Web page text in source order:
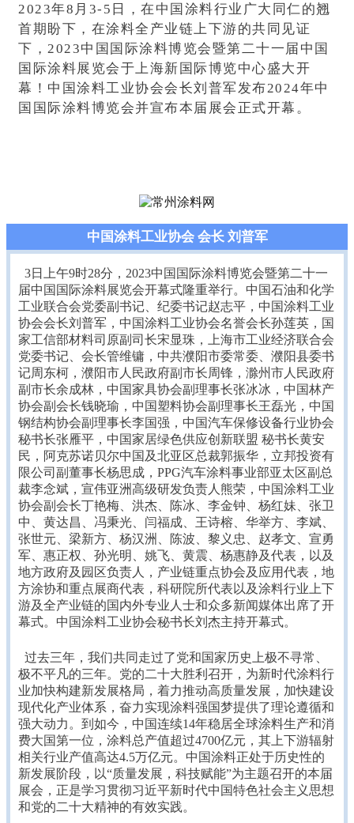
2023年8月3-5日，在中国涂料行业广大同仁的翘
首期盼下，在涂料全产业链上下游的共同见证
下，2023中国国际涂料博览会暨第二十一届中国
国际涂料展览会于上海新国际博览中心盛大开
幕！中国涂料工业协会会长刘普军发布2024年中
国国际涂料博览会并宣布本届展会正式开幕。
中国涂料工业协会 会长 刘普军
3日上午9时28分，2023中国国际涂料博览会暨第二十一
届中国国际涂料展览会开幕式隆重举行。中国石油和化学
工业联合会党委副书记、纪委书记赵志平，中国涂料工业
协会会长刘普军，中国涂料工业协会名誉会长孙莲英，国
家工信部材料司原副司长宋显珠，上海市工业经济联合会
党委书记、会长管维镛，中共濮阳市委常委、濮阳县委书
记周东柯，濮阳市人民政府副市长周锋，滁州市人民政府
副市长余成林，中国家具协会副理事长张冰冰，中国林产
协会副会长钱晓瑜，中国塑料协会副理事长王磊光，中国
钢结构协会副理事长李国强，中国汽车保修设备行业协会
秘书长张雁平，中国家居绿色供应创新联盟 秘书长黄安
民，阿克苏诺贝尔中国及北亚区总裁郭振华，立邦投资有
限公司副董事长杨思成，PPG汽车涂料事业部亚太区副总
裁李念斌，宣伟亚洲高级研发负责人熊荣，中国涂料工业
协会副会长丁艳梅、洪杰、陈冰、李金钟、杨红妹、张卫
中、黄达昌、冯秉光、闫福成、王诗榕、华举方、李斌、
张世元、梁新方、杨汉洲、陈波、黎义忠、赵孝文、宣勇
军、惠正权、孙光明、姚飞、黄震、杨惠静及代表，以及
地方政府及园区负责人，产业链重点协会及应用代表，地
方涂协和重点展商代表，科研院所代表以及涂料行业上下
游及全产业链的国内外专业人士和众多新闻媒体出席了开
幕式。中国涂料工业协会秘书长刘杰主持开幕式。
过去三年，我们共同走过了党和国家历史上极不寻常、
极不平凡的三年。党的二十大胜利召开，为新时代涂料行
业加快构建新发展格局，着力推动高质量发展，加快建设
现代化产业体系，奋力实现涂料强国梦提供了理论遵循和
强大动力。到如今，中国连续14年稳居全球涂料生产和消
费大国第一位，涂料总产值超过4700亿元，其上下游辐射
相关行业产值高达4.5万亿元。中国涂料正处于历史性的
新发展阶段，以“质量发展，科技赋能”为主题召开的本届
展会，正是学习贯彻习近平新时代中国特色社会主义思想
和党的二十大精神的有效实践。